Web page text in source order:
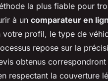
la plus fiable pour
à un comparateur en
votre profil, le type de
repose sur la
obtenus
respectant la couverture